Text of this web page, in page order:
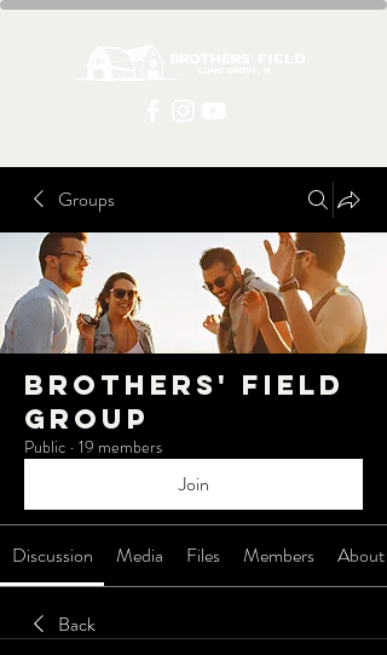
Groups
Brothers' Field
Group
Public · 19 members
Join
Discussion Media Files Members About
Back